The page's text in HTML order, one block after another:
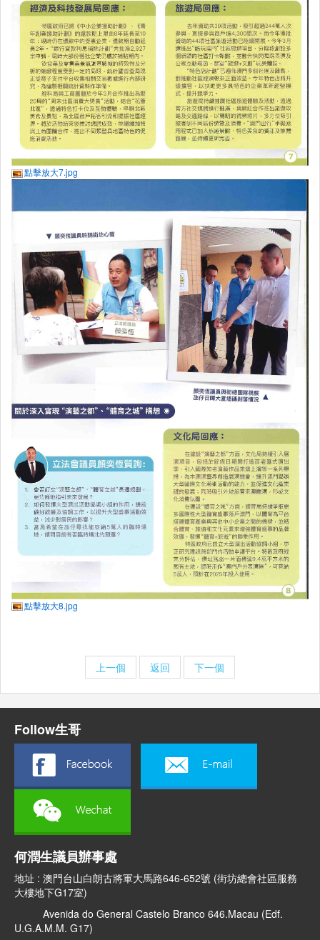
點擊放大7.jpg
點擊放大8.jpg
上一個 返回 下一個
Follow生哥
何潤生議員辦事處
地址 : 澳門台山白朗古將軍大馬路646-652號 (街坊總會社區服務
大樓地下G17室)
Avenida do General Castelo Branco 646.Macau (Edf.
U.G.A.M.M. G17)